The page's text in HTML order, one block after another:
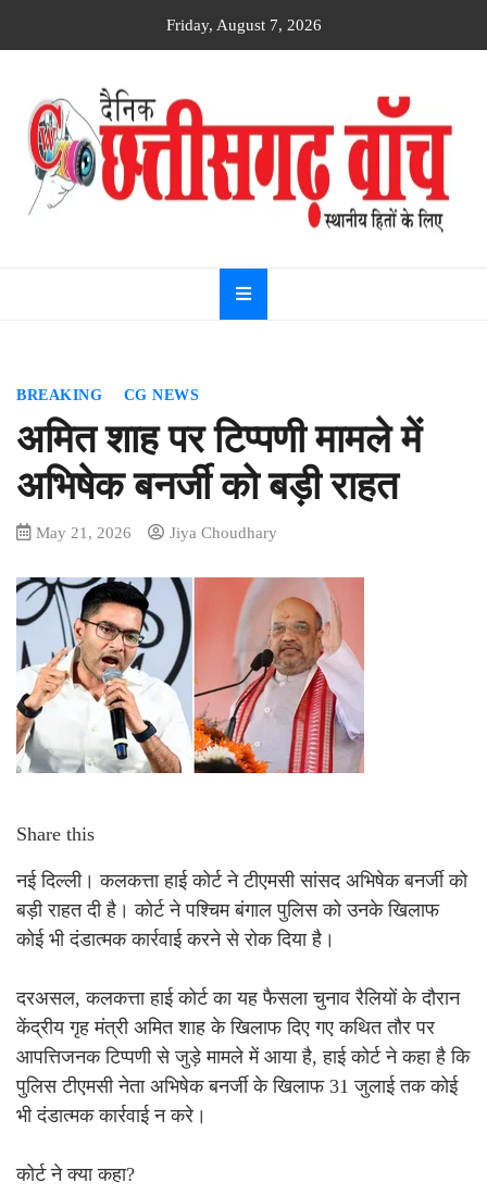
Friday, August 7, 2026
Dainik
Chhattisgarh
watch
BREAKING CG NEWS
अमित शाह पर टिप्पणी मामले में
अभिषेक बनर्जी को बड़ी राहत
May 21, 2026 Jiya Choudhary
Share this
नई दिल्ली। कलकत्ता हाई कोर्ट ने टीएमसी सांसद अभिषेक बनर्जी को
बड़ी राहत दी है। कोर्ट ने पश्चिम बंगाल पुलिस को उनके खिलाफ
कोई भी दंडात्मक कार्रवाई करने से रोक दिया है।
दरअसल, कलकत्ता हाई कोर्ट का यह फैसला चुनाव रैलियों के दौरान
केंद्रीय गृह मंत्री अमित शाह के खिलाफ दिए गए कथित तौर पर
आपत्तिजनक टिप्पणी से जुड़े मामले में आया है, हाई कोर्ट ने कहा है कि
पुलिस टीएमसी नेता अभिषेक बनर्जी के खिलाफ 31 जुलाई तक कोई
भी दंडात्मक कार्रवाई न करे।
कोर्ट ने क्या कहा?